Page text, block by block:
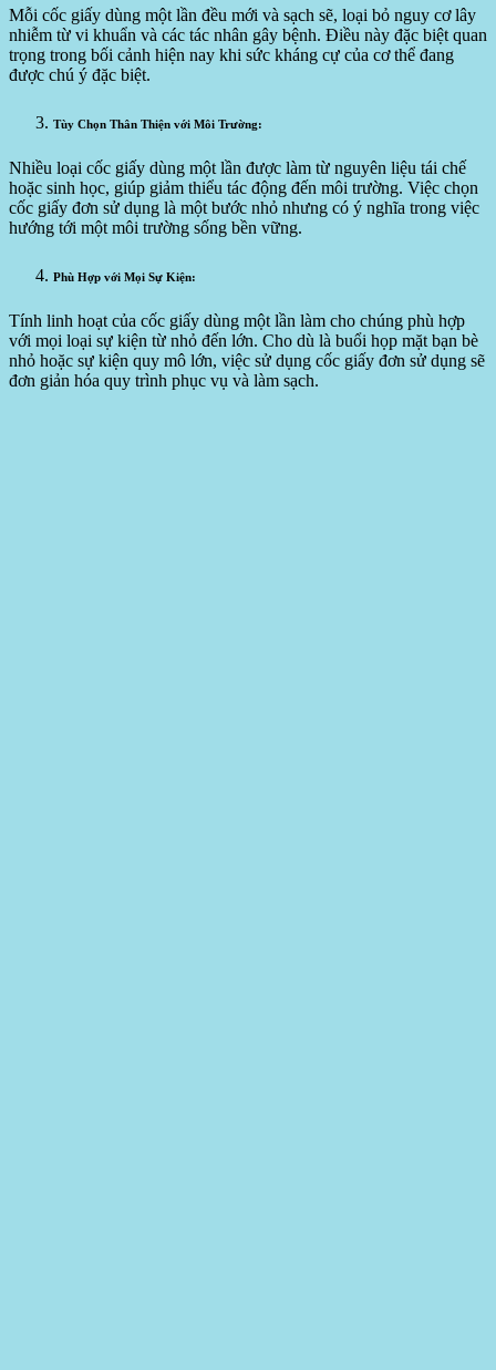
Mỗi cốc giấy dùng một lần đều mới và sạch sẽ, loại bỏ nguy cơ lây
nhiễm từ vi khuẩn và các tác nhân gây bệnh. Điều này đặc biệt quan
trọng trong bối cảnh hiện nay khi sức kháng cự của cơ thể đang
được chú ý đặc biệt.
Tùy Chọn Thân Thiện với Môi Trường:
Nhiều loại cốc giấy dùng một lần được làm từ nguyên liệu tái chế
hoặc sinh học, giúp giảm thiểu tác động đến môi trường. Việc chọn
cốc giấy đơn sử dụng là một bước nhỏ nhưng có ý nghĩa trong việc
hướng tới một môi trường sống bền vững.
Phù Hợp với Mọi Sự Kiện:
Tính linh hoạt của cốc giấy dùng một lần làm cho chúng phù hợp
với mọi loại sự kiện từ nhỏ đến lớn. Cho dù là buổi họp mặt bạn bè
nhỏ hoặc sự kiện quy mô lớn, việc sử dụng cốc giấy đơn sử dụng sẽ
đơn giản hóa quy trình phục vụ và làm sạch.